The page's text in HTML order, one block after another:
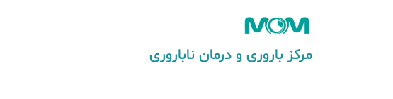
مرکز باروری و درمان ناباروری